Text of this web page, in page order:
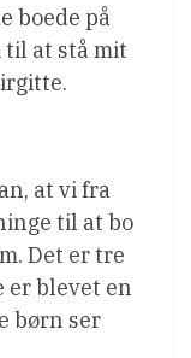
boede på
til at stå mit
at vi fra
til at bo
Det er tre
er blevet en
børn ser